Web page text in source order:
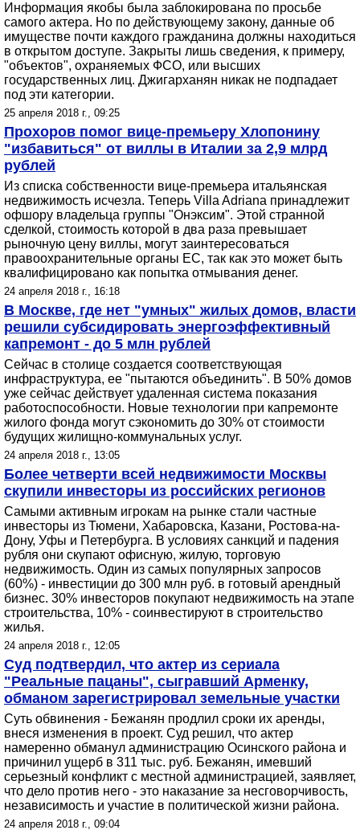
Информация якобы была заблокирована по просьбе
самого актера. Но по действующему закону, данные об
имуществе почти каждого гражданина должны находиться
в открытом доступе. Закрыты лишь сведения, к примеру,
"объектов", охраняемых ФСО, или высших
государственных лиц. Джигарханян никак не подпадает
под эти категории.
25 апреля 2018 г., 09:25
Прохоров помог вице-премьеру Хлопонину
"избавиться" от виллы в Италии за 2,9 млрд
рублей
Из списка собственности вице-премьера итальянская
недвижимость исчезла. Теперь Villa Adriana принадлежит
офшору владельца группы "Онэксим". Этой странной
сделкой, стоимость которой в два раза превышает
рыночную цену виллы, могут заинтересоваться
правоохранительные органы ЕС, так как это может быть
квалифицировано как попытка отмывания денег.
24 апреля 2018 г., 16:18
В Москве, где нет "умных" жилых домов, власти
решили субсидировать энергоэффективный
капремонт - до 5 млн рублей
Cейчас в столице создается соответствующая
инфраструктура, ее "пытаются объединить". В 50% домов
уже сейчас действует удаленная система показания
работоспособности. Новые технологии при капремонте
жилого фонда могут сэкономить до 30% от стоимости
будущих жилищно-коммунальных услуг.
24 апреля 2018 г., 13:05
Более четверти всей недвижимости Москвы
скупили инвесторы из российских регионов
Самыми активным игрокам на рынке стали частные
инвесторы из Тюмени, Хабаровска, Казани, Ростова-на-
Дону, Уфы и Петербурга. В условиях санкций и падения
рубля они скупают офисную, жилую, торговую
недвижимость. Один из самых популярных запросов
(60%) - инвестиции до 300 млн руб. в готовый арендный
бизнес. 30% инвесторов покупают недвижимость на этапе
строительства, 10% - соинвестируют в строительство
жилья.
24 апреля 2018 г., 12:05
Суд подтвердил, что актер из сериала
"Реальные пацаны", сыгравший Арменку,
обманом зарегистрировал земельные участки
Суть обвинения - Бежанян продлил сроки их аренды,
внеся изменения в проект. Суд решил, что актер
намеренно обманул администрацию Осинского района и
причинил ущерб в 311 тыс. руб. Бежанян, имевший
серьезный конфликт с местной администрацией, заявляет,
что дело против него - это наказание за несговорчивость,
независимость и участие в политической жизни района.
24 апреля 2018 г., 09:04